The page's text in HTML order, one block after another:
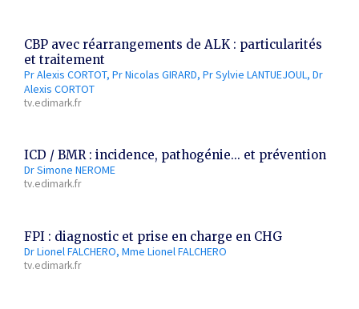
CBP avec réarrangements de ALK : particularités
et traitement
Pr Alexis CORTOT Pr Nicolas GIRARD Pr Sylvie LANTUEJOUL Dr
Alexis CORTOT
tv.edimark.fr
ICD / BMR : incidence, pathogénie... et prévention
Dr Simone NEROME
tv.edimark.fr
FPI : diagnostic et prise en charge en CHG
Dr Lionel FALCHERO Mme Lionel FALCHERO
tv.edimark.fr